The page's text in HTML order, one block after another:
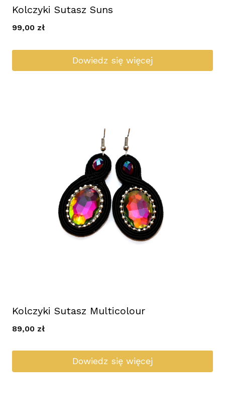
Kolczyki Sutasz Suns
99,00 zł
Dowiedz się więcej
Kolczyki Sutasz Multicolour
89,00 zł
Dowiedz się więcej